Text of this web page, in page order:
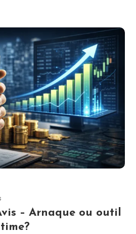
– Arnaque ou outil